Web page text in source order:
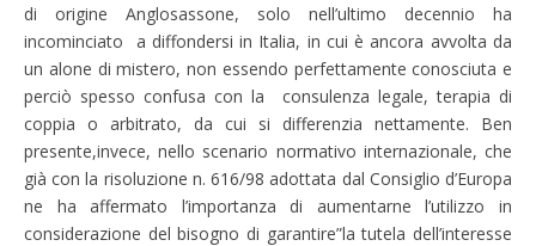
di origine Anglosassone, solo nell’ultimo decennio ha
incominciato a diffondersi in Italia, in cui è ancora avvolta da
un alone di mistero, non essendo perfettamente conosciuta e
perciò spesso confusa con la consulenza legale, terapia di
coppia o arbitrato, da cui si differenzia nettamente. Ben
presente,invece, nello scenario normativo internazionale, che
già con la risoluzione n. 616/98 adottata dal Consiglio d’Europa
ne ha affermato l’importanza di aumentarne l’utilizzo in
considerazione del bisogno di garantire”la tutela dell’interesse